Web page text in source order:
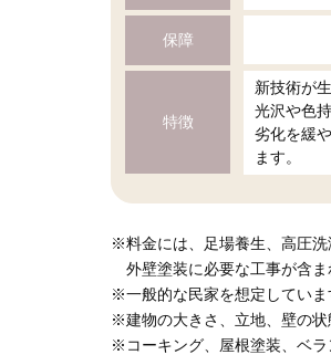
保障
特徴
新技術が
光沢や色
劣化を緩
ます。
※料金には、足場養生、高圧
外壁塗装に必要な工事が含ま
※一般的な民家を想定してい
※建物の大きさ、立地、壁の
※コーキング、屋根塗装、ベ